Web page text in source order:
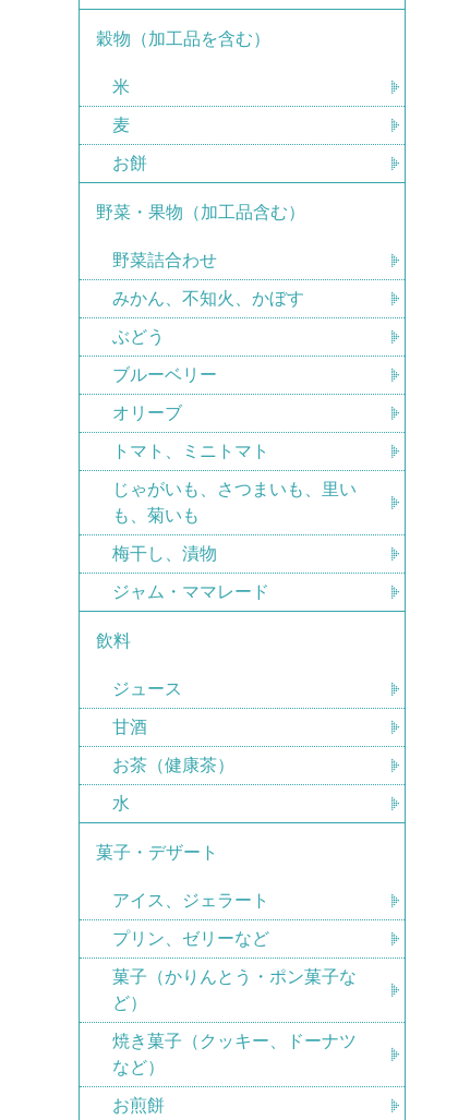
穀物（加工品を含む）
米
麦
お餅
野菜・果物（加工品含む）
野菜詰合わせ
みかん、不知火、かぼす
ぶどう
ブルーベリー
オリーブ
トマト、ミニトマト
じゃがいも、さつまいも、里い
も、菊いも
梅干し、漬物
ジャム・ママレード
飲料
ジュース
甘酒
お茶（健康茶）
水
菓子・デザート
アイス、ジェラート
プリン、ゼリーなど
菓子（かりんとう・ポン菓子な
ど）
焼き菓子（クッキー、ドーナツ
など）
お煎餅